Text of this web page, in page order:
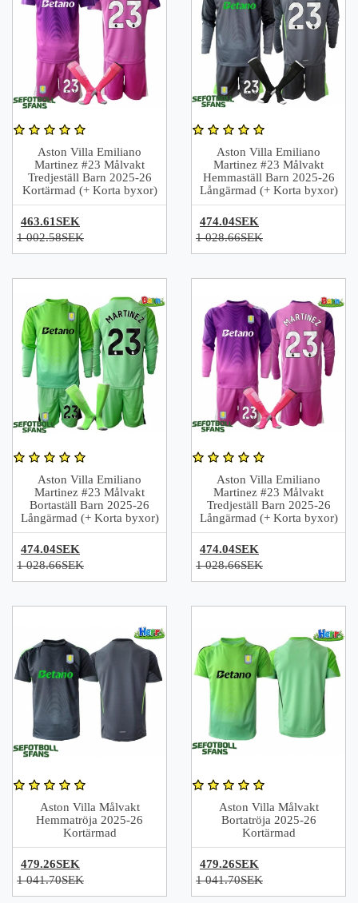
Aston Villa Emiliano
Martinez #23 Målvakt
Tredjeställ Barn 2025-26
Kortärmad (+ Korta byxor)
463.61SEK
1 002.58SEK
Aston Villa Emiliano
Martinez #23 Målvakt
Hemmaställ Barn 2025-26
Långärmad (+ Korta byxor)
474.04SEK
1 028.66SEK
Aston Villa Emiliano
Martinez #23 Målvakt
Bortaställ Barn 2025-26
Långärmad (+ Korta byxor)
474.04SEK
1 028.66SEK
Aston Villa Emiliano
Martinez #23 Målvakt
Tredjeställ Barn 2025-26
Långärmad (+ Korta byxor)
474.04SEK
1 028.66SEK
Aston Villa Målvakt
Hemmatröja 2025-26
Kortärmad
479.26SEK
1 041.70SEK
Aston Villa Målvakt
Bortatröja 2025-26
Kortärmad
479.26SEK
1 041.70SEK